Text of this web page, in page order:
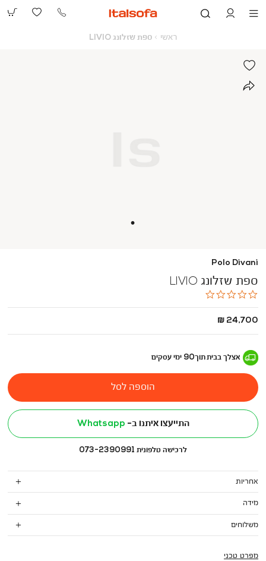
073-
ראשי ראשי
ספת שזלונג LIVIO
Polo Divani
ספת שזלונג LIVIO
החל
24,700 ₪
אצלך בביתתוך90 ימי עסקים
הוספה לסל
התייעצו איתנו ב- Whatsapp
לרכישה טלפונית 073-2390991
אחריות
מידה
משלוחים
מפרט טכני